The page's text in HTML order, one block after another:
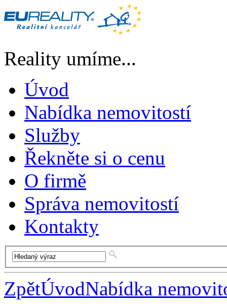
Reality umíme...
Úvod
Nabídka nemovitostí
Služby
Řekněte si o cenu
O firmě
Správa nemovitostí
Kontakty
ZpětÚvodNabídka